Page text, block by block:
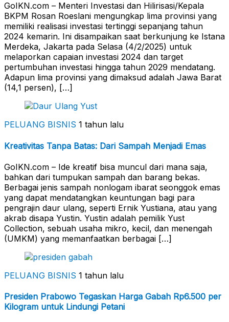
GoIKN.com – Menteri Investasi dan Hilirisasi/Kepala
BKPM Rosan Roeslani mengungkap lima provinsi yang
memiliki realisasi investasi tertinggi sepanjang tahun
2024 kemarin. Ini disampaikan saat berkunjung ke Istana
Merdeka, Jakarta pada Selasa (4/2/2025) untuk
melaporkan capaian investasi 2024 dan target
pertumbuhan investasi hingga tahun 2029 mendatang.
Adapun lima provinsi yang dimaksud adalah Jawa Barat
(14,1 persen), […]
PELUANG BISNIS 1 tahun lalu
Kreativitas Tanpa Batas: Dari Sampah Menjadi Emas
GoIKN.com – Ide kreatif bisa muncul dari mana saja,
bahkan dari tumpukan sampah dan barang bekas.
Berbagai jenis sampah nonlogam ibarat seonggok emas
yang dapat mendatangkan keuntungan bagi para
pengrajin daur ulang, seperti Ernik Yustiana, atau yang
akrab disapa Yustin. Yustin adalah pemilik Yust
Collection, sebuah usaha mikro, kecil, dan menengah
(UMKM) yang memanfaatkan berbagai […]
PELUANG BISNIS 1 tahun lalu
Presiden Prabowo Tegaskan Harga Gabah Rp6.500 per
Kilogram untuk Lindungi Petani